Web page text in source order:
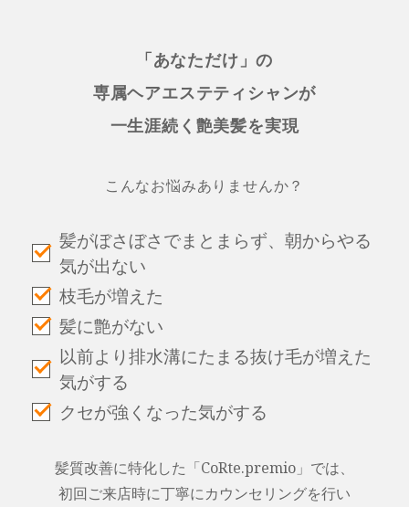
「あなただけ」の
専属ヘアエステティシャンが
一生涯続く艶美髪を実現
こんなお悩みありませんか？
髪がぼさぼさでまとまらず、朝からやる
気が出ない
枝毛が増えた
髪に艶がない
以前より排水溝にたまる抜け毛が増えた
気がする
クセが強くなった気がする
髪質改善に特化した「CoRte.premio」では、
初回ご来店時に丁寧にカウンセリングを行い